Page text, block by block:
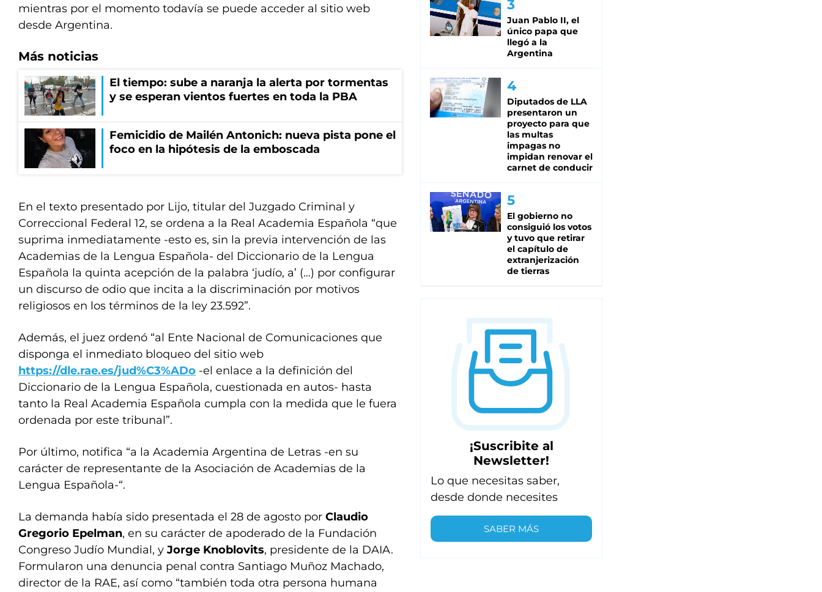
mientras por el momento todavía se puede acceder al sitio web
desde Argentina.
Más noticias
El tiempo: sube a naranja la alerta por tormentas
y se esperan vientos fuertes en toda la PBA
Femicidio de Mailén Antonich: nueva pista pone el
foco en la hipótesis de la emboscada
En el texto presentado por Lijo, titular del Juzgado Criminal y
Correccional Federal 12, se ordena a la Real Academia Española “que
suprima inmediatamente -esto es, sin la previa intervención de las
Academias de la Lengua Española- del Diccionario de la Lengua
Española la quinta acepción de la palabra ‘judío, a’ (…) por configurar
un discurso de odio que incita a la discriminación por motivos
religiosos en los términos de la ley 23.592”.
Además, el juez ordenó “al Ente Nacional de Comunicaciones que
disponga el inmediato bloqueo del sitio web
https://dle.rae.es/jud%C3%ADo -el enlace a la definición del
Diccionario de la Lengua Española, cuestionada en autos- hasta
tanto la Real Academia Española cumpla con la medida que le fuera
ordenada por este tribunal”.
Por último, notifica “a la Academia Argentina de Letras -en su
carácter de representante de la Asociación de Academias de la
Lengua Española-“.
La demanda había sido presentada el 28 de agosto por Claudio
Gregorio Epelman, en su carácter de apoderado de la Fundación
Congreso Judío Mundial, y Jorge Knoblovits, presidente de la DAIA.
Formularon una denuncia penal contra Santiago Muñoz Machado,
director de la RAE, así como “también toda otra persona humana
Juan Pablo II, el
único papa que
llegó a la
Argentina
Diputados de LLA
presentaron un
proyecto para que
las multas
impagas no
impidan renovar el
carnet de conducir
El gobierno no
consiguió los votos
y tuvo que retirar
el capítulo de
extranjerización
de tierras
¡Suscribite al
Newsletter!
Lo que necesitas saber,
desde donde necesites
SABER MÁS